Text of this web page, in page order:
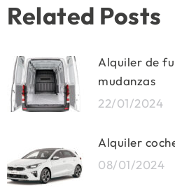
Related Posts
Alquiler de
mudanzas
22/01/2024
Alquiler
08/01/2024